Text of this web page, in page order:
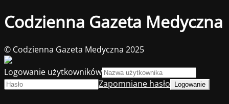
Codzienna Gazeta Medyczna
© Codzienna Gazeta Medyczna 2025
Logowanie użytkowników
Zapomniane hasło